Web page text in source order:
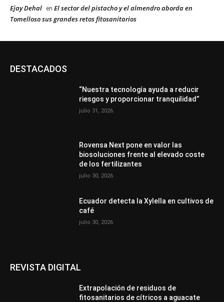
Ejay Dehal en El sector del pistacho y el almendro aborda en
Tomelloso sus grandes retos fitosanitarios
DESTACADOS
“Nuestra tecnología ayuda a reducir
riesgos y proporcionar tranquilidad”
julio 31, 2026
Rovensa Next pone en valor las
biosoluciones frente al elevado coste
de los fertilizantes
julio 30, 2026
Ecuador detecta la Xylella en cultivos de
café
julio 30, 2026
REVISTA DIGITAL
Extrapolación de residuos de
fitosanitarios de cítricos a aguacate